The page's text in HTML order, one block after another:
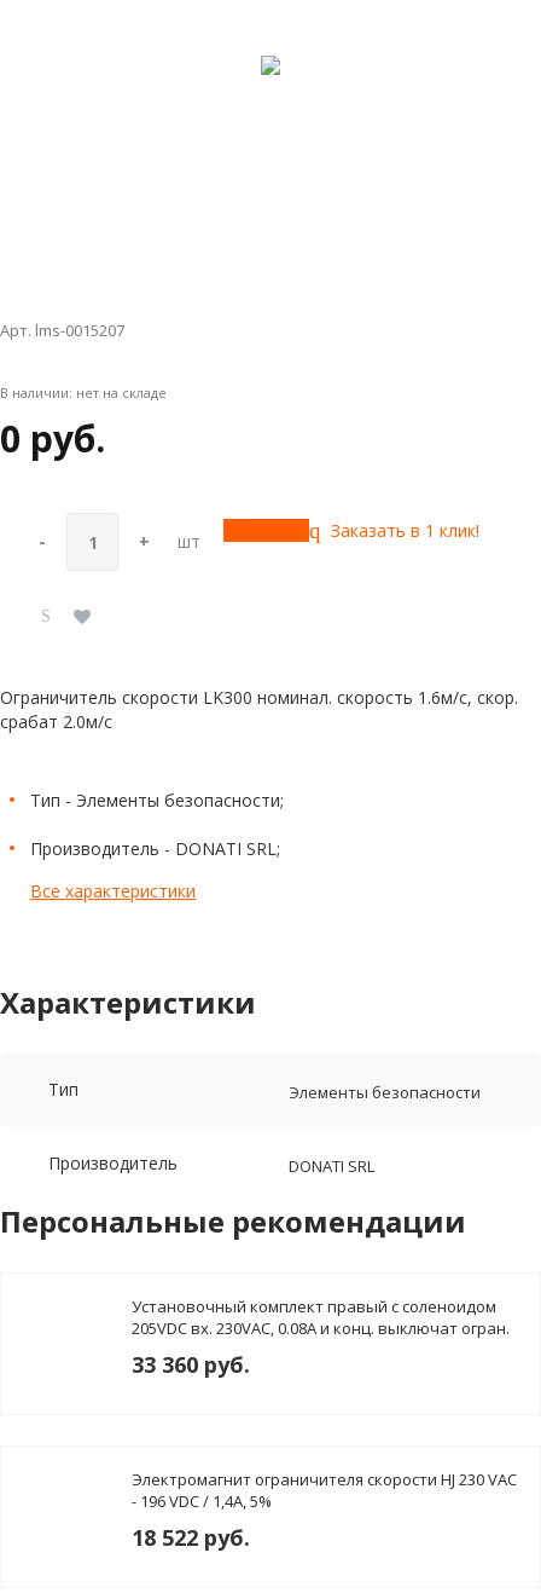
Арт. lms-0015207
В наличии: нет на складе
0 руб.
- + шт Заказать в 1 клик!
Ограничитель скорости LK300 номинал. скорость 1.6м/с, скор.
срабат 2.0м/с
Тип - Элементы безопасности;
Производитель - DONATI SRL;
Все характеристики
Характеристики
Тип Элементы безопасности
Производитель DONATI SRL
Персональные рекомендации
Установочный комплект правый с соленоидом
205VDC вх. 230VAC, 0.08A и конц. выключат огран.
33 360 руб.
Электромагнит ограничителя скорости HJ 230 VAC
- 196 VDC / 1,4A, 5%
18 522 руб.